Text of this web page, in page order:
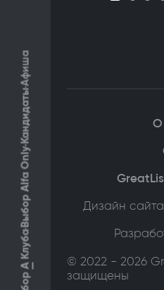
А
Клуба
Выбор Alfa Only
Кандидаты
Афиша
© 2022 - 2026
защищены
О
Дизайн